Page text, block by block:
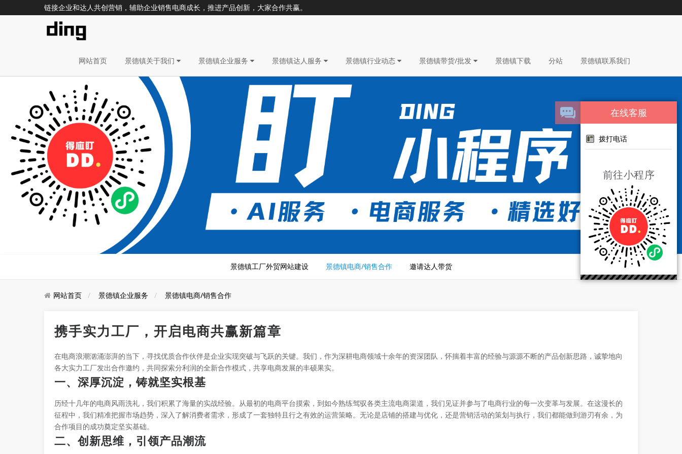
链接企业和达人共创营销，辅助企业销售电商成长，推进产品创新，大家合作共赢。
网站首页 景德镇关于我们 景德镇企业服务 景德镇达人服务 景德镇行业动态 景德镇带货/批发 景德镇下载 分站 景德镇联系我们
景德镇工厂外贸网站建设 景德镇电商/销售合作 邀请达人带货
网站首页 景德镇企业服务 景德镇电商/销售合作
携手实力工厂，开启电商共赢新篇章
在电商浪潮汹涌澎湃的当下，寻找优质合作伙伴是企业实现突破与飞跃的关键。我们，作为深耕电商领域十余年的资深团队，怀揣着丰富的经验与源源不断的产品创新思路，诚挚地向
各大实力工厂发出合作邀约，共同探索分利润的全新合作模式，共享电商发展的丰硕果实。
一、深厚沉淀，铸就坚实根基
历经十几年的电商风雨洗礼，我们积累了海量的实战经验。从最初的电商平台摸索，到如今熟练驾驭各类主流电商渠道，我们见证并参与了电商行业的每一次变革与发展。在这漫长的
征程中，我们精准把握市场趋势，深入了解消费者需求，形成了一套独特且行之有效的运营策略。无论是店铺的搭建与优化，还是营销活动的策划与执行，我们都能做到游刃有余，为
合作项目的成功奠定坚实基础。
二、创新思维，引领产品潮流
在线客服
拨打电话
前往小程序